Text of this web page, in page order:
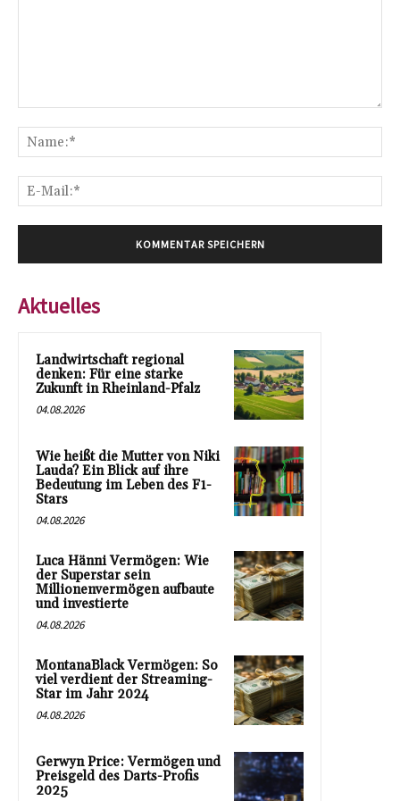
Aktuelles
Landwirtschaft regional
denken: Für eine starke
Zukunft in Rheinland-Pfalz
04.08.2026
Wie heißt die Mutter von Niki
Lauda? Ein Blick auf ihre
Bedeutung im Leben des F1-
Stars
04.08.2026
Luca Hänni Vermögen: Wie
der Superstar sein
Millionenvermögen aufbaute
und investierte
04.08.2026
MontanaBlack Vermögen: So
viel verdient der Streaming-
Star im Jahr 2024
04.08.2026
Gerwyn Price: Vermögen und
Preisgeld des Darts-Profis
2025